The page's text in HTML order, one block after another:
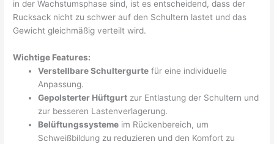
in der Wachstumsphase sind, ist es entscheidend, dass der
Rucksack nicht zu schwer auf den Schultern lastet und das
Gewicht gleichmäßig verteilt wird.
Wichtige Features:
Verstellbare Schultergurte für eine individuelle
Anpassung.
Gepolsterter Hüftgurt zur Entlastung der Schultern und
zur besseren Lastenverlagerung.
Belüftungssysteme im Rückenbereich, um
Schweißbildung zu reduzieren und den Komfort zu